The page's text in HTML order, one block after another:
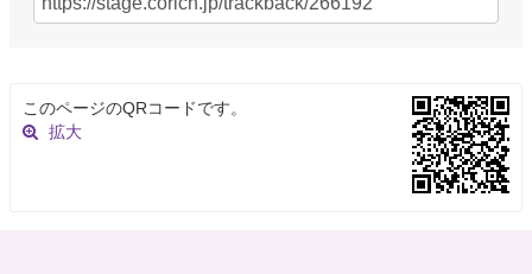
このページのQRコードです。
拡大